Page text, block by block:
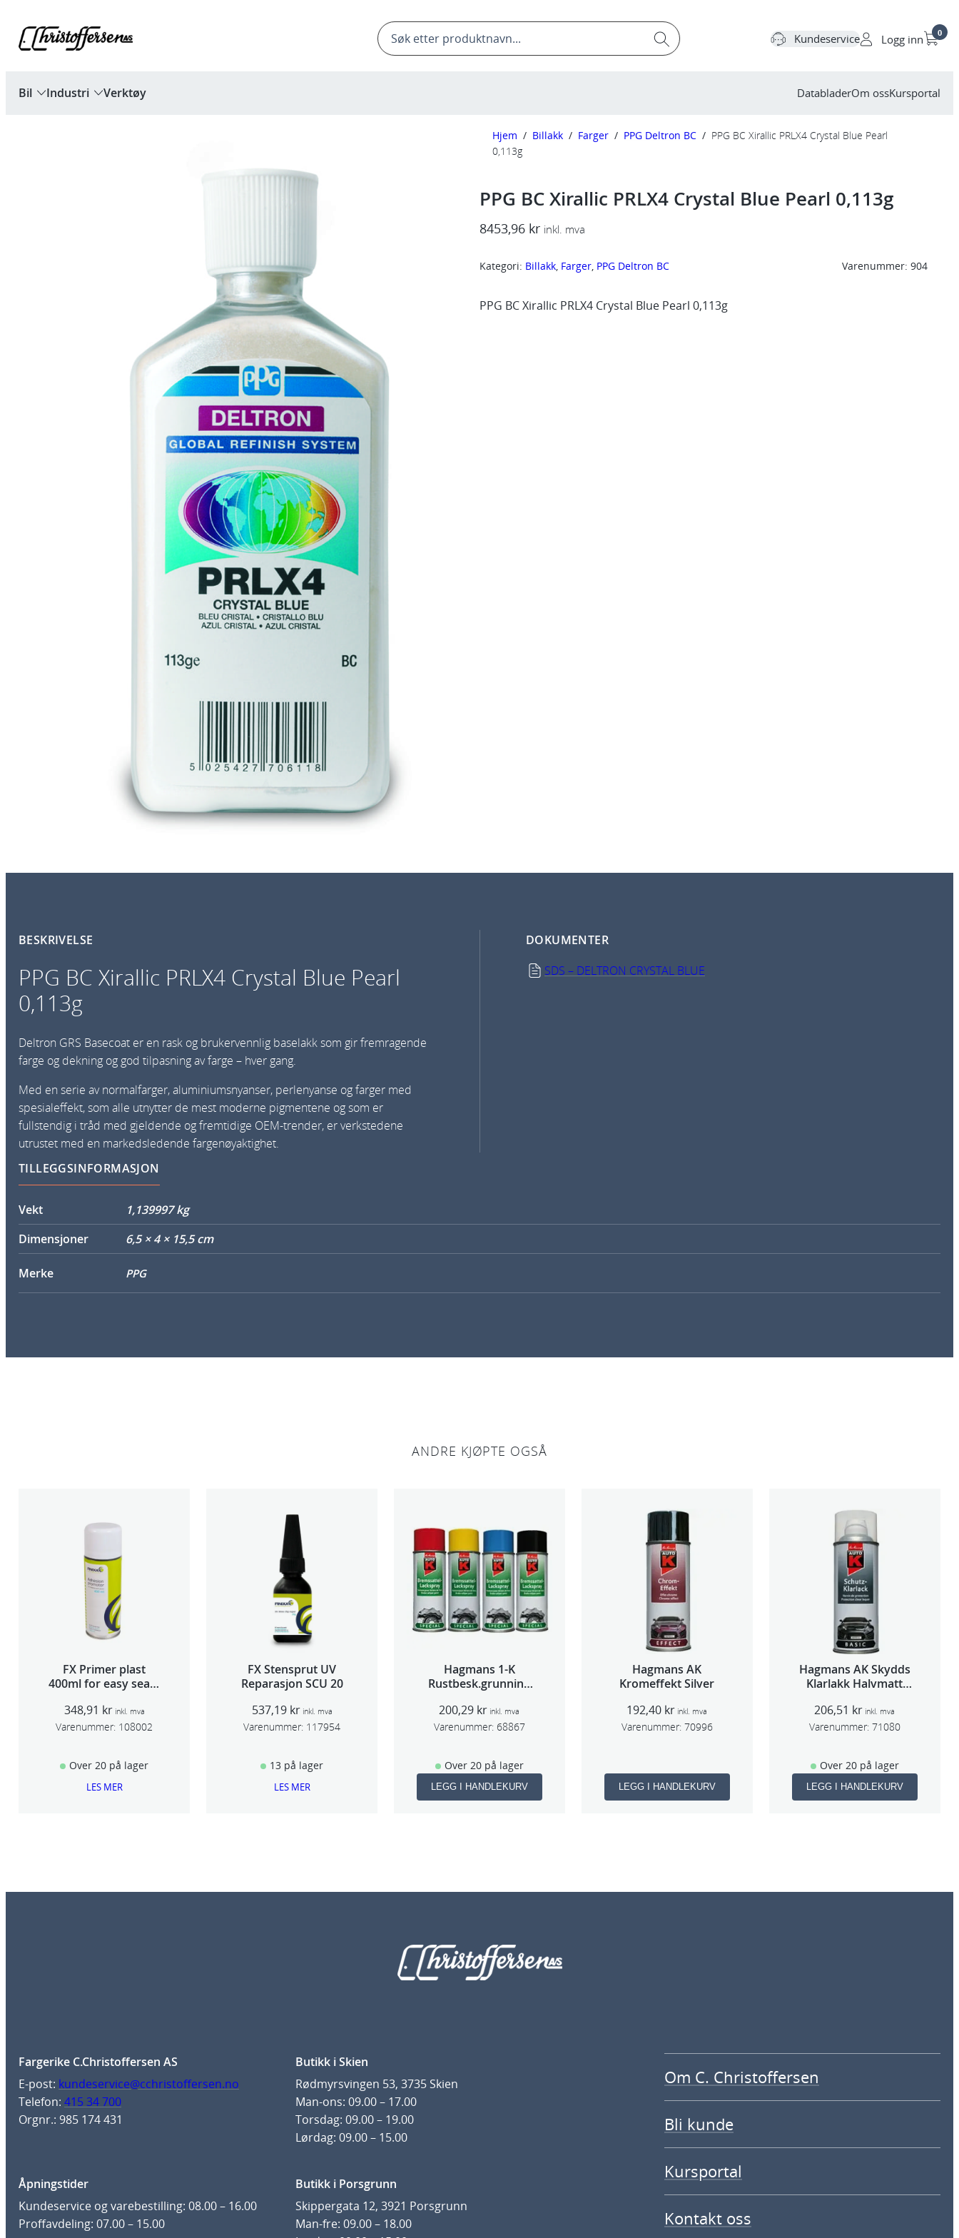
innhold
Products
search Kundeservice Logg inn 0
Bil Industri Verktøy DatabladerOm ossKursportal
Hjem / Billakk / Farger / PPG Deltron BC / PPG BC Xirallic PRLX4 Crystal Blue Pearl
0,113g
PPG BC Xirallic PRLX4 Crystal Blue Pearl 0,113g
8453,96 kr inkl. mva
Kategori: Billakk, Farger, PPG Deltron BC Varenummer: 904
PPG BC Xirallic PRLX4 Crystal Blue Pearl 0,113g
BESKRIVELSE
PPG BC Xirallic PRLX4 Crystal Blue Pearl
0,113g
Deltron GRS Basecoat er en rask og brukervennlig baselakk som gir fremragende
farge og dekning og god tilpasning av farge – hver gang.
Med en serie av normalfarger, aluminiumsnyanser, perlenyanse og farger med
spesialeffekt, som alle utnytter de mest moderne pigmentene og som er
fullstendig i tråd med gjeldende og fremtidige OEM-trender, er verkstedene
utrustet med en markedsledende fargenøyaktighet.
DOKUMENTER
SDS – DELTRON CRYSTAL BLUE
TILLEGGSINFORMASJON
Vekt
1,139997 kg
Dimensjoner
6,5 × 4 × 15,5 cm
Merke PPG
ANDRE KJØPTE OGSÅ
FX Primer plast
400ml for easy seam
348,91 kr inkl. mva
Varenummer: 108002
Over 20 på lager
LES MER
FX Stensprut UV
Reparasjon SCU 20
537,19 kr inkl. mva
Varenummer: 117954
13 på lager
LES MER
Hagmans 1-K
Rustbesk.grunning
200,29 kr inkl. mva
Varenummer: 68867
Over 20 på lager
LEGG I HANDLEKURV
Hagmans AK
Kromeffekt Silver
192,40 kr inkl. mva
Varenummer: 70996
LEGG I HANDLEKURV
Hagmans AK Skydds
Klarlakk Halvmatt
206,51 kr inkl. mva
Varenummer: 71080
Over 20 på lager
LEGG I HANDLEKURV
Fargerike C.Christoffersen AS
E-post: kundeservice@cchristoffersen.no
Telefon: 415 34 700
Orgnr.: 985 174 431
Butikk i Skien
Rødmyrsvingen 53, 3735 Skien
Man-ons: 09.00 – 17.00
Torsdag: 09.00 – 19.00
Lørdag: 09.00 – 15.00
Åpningstider
Kundeservice og varebestilling: 08.00 – 16.00
Proffavdeling: 07.00 – 15.00
Butikk i Porsgrunn
Skippergata 12, 3921 Porsgrunn
Man-fre: 09.00 – 18.00
Om C. Christoffersen
Bli kunde
Kursportal
Kontakt oss